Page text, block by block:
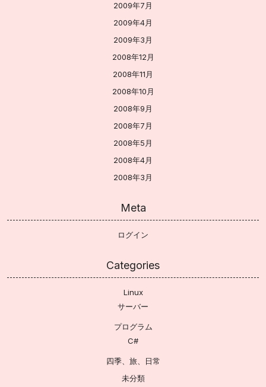
2009年7月
2009年4月
2009年3月
2008年12月
2008年11月
2008年10月
2008年9月
2008年7月
2008年5月
2008年4月
2008年3月
Meta
ログイン
Categories
Linux
サーバー
プログラム
C#
四季、旅、日常
未分類